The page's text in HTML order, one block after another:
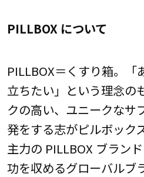
PILLBOX について
PILLBOX＝くすり箱。「
立ちたい」という理念の
クの高い、ユニークなサ
発をする志がピルボック
主力の PILLBOX ブラン
功を収めるグローバルブ